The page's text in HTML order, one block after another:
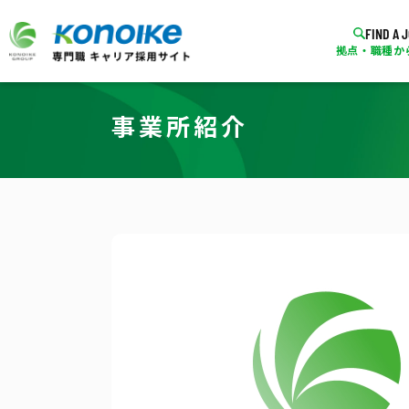
FIND A
拠点・職種か
事業所紹介